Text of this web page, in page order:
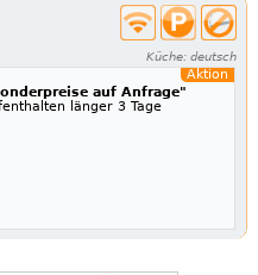
Küche: deutsch
Aktion
auf Anfrage"
länger 3 Tage